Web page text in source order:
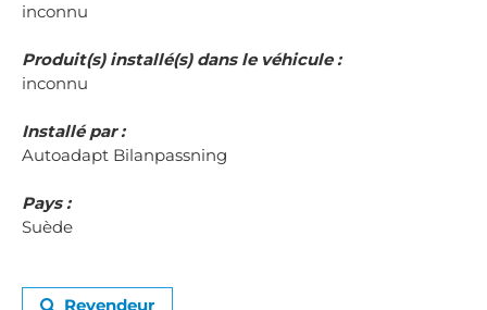
inconnu
Produit(s) installé(s) dans le véhicule :
inconnu
Installé par :
Autoadapt Bilanpassning
Pays :
Suède
Revendeur